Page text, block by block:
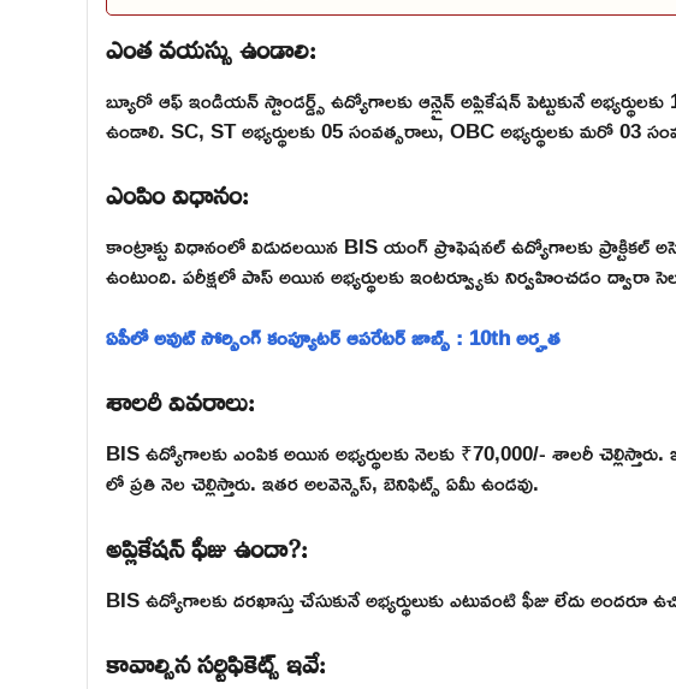
ఎంత వయస్సు ఉండాలి:
బ్యూరో ఆఫ్ ఇండియన్ స్టాండర్డ్స్ ఉద్యోగాలకు ఆన్లైన్ అప్లికేషన్ పెట్టుకునే
ఉండాలి. SC, ST అభ్యర్థులకు 05 సంవత్సరాలు, OBC అభ్యర్థులకు మరో
ఎంపిం విధానం:
కాంట్రాక్టు విధానంలో విడుదలయిన BIS యంగ్ ప్రొఫెషనల్ ఉద్యోగాలకు ప్రాక్టికల్
ఉంటుంది. పరీక్షలో పాస్ అయిన అభ్యర్థులకు ఇంటర్వ్యూకు నిర్వహించడం ద్వారా
ఏపీలో అవుట్ సోర్సింగ్ కంప్యూటర్ ఆపరేటర్ జాబ్స్ : 10th అర్హత
శాలరీ వివరాలు:
BIS ఉద్యోగాలకు ఎంపిక అయిన అభ్యర్థులకు నెలకు ₹70,000/- శాలరీ
లో ప్రతి నెల చెల్లిస్తారు. ఇతర అలవెన్సెస్, బెనిఫిట్స్ ఏమీ ఉండవు.
అప్లికేషన్ ఫీజు ఉందా?:
BIS ఉద్యోగాలకు దరఖాస్తు చేసుకునే అభ్యర్థులుకు ఎటువంటి ఫీజు లేదు
కావాల్సిన సర్టిఫికెట్స్ ఇవే: